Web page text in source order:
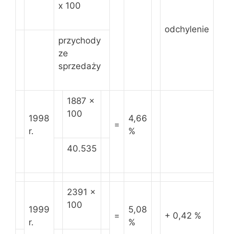
x 100
odchylenie
przychody
ze
sprzedaży
1998
r.
1887 x
100
=
4,66
%
40.535
1999
r.
2391 x
100
=
5,08
%
+ 0,42 %